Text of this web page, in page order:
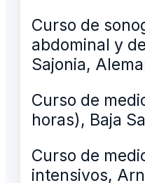
Curso de
abdominal y
Sajonia,
Curso de
horas), Baja
Curso de
intensivos,